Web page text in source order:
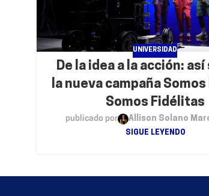
UNIVERSIDAD
De la idea a la acción:
la nueva campaña
Somos Fidélitas
publicado por Allison Solano
SIGUE LEYENDO